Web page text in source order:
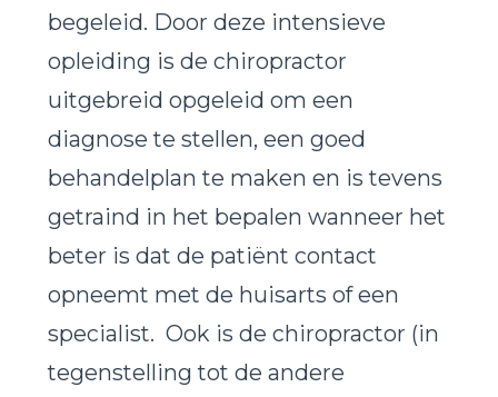
begeleid. Door deze intensieve
opleiding is de chiropractor
uitgebreid opgeleid om een
diagnose te stellen, een goed
behandelplan te maken en is tevens
getraind in het bepalen wanneer het
beter is dat de patiënt contact
opneemt met de huisarts of een
specialist. Ook is de chiropractor (in
tegenstelling tot de andere